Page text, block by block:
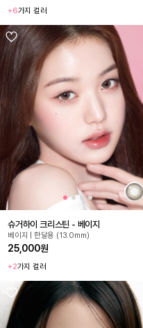
+6가지 컬러
슈거하이 크리스틴 - 베이지
베이지 | 한달용 (13.0mm)
25,000원
+2가지 컬러